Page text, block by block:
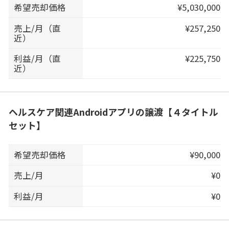
希望売却価格
¥5,030,000
売上/月（直
近）
¥257,250
利益/月（直
近）
¥225,750
ヘルスケア関連Androidアプリの譲渡【４タイトル
セット】
希望売却価格
¥90,000
売上/月
¥0
利益/月
¥0